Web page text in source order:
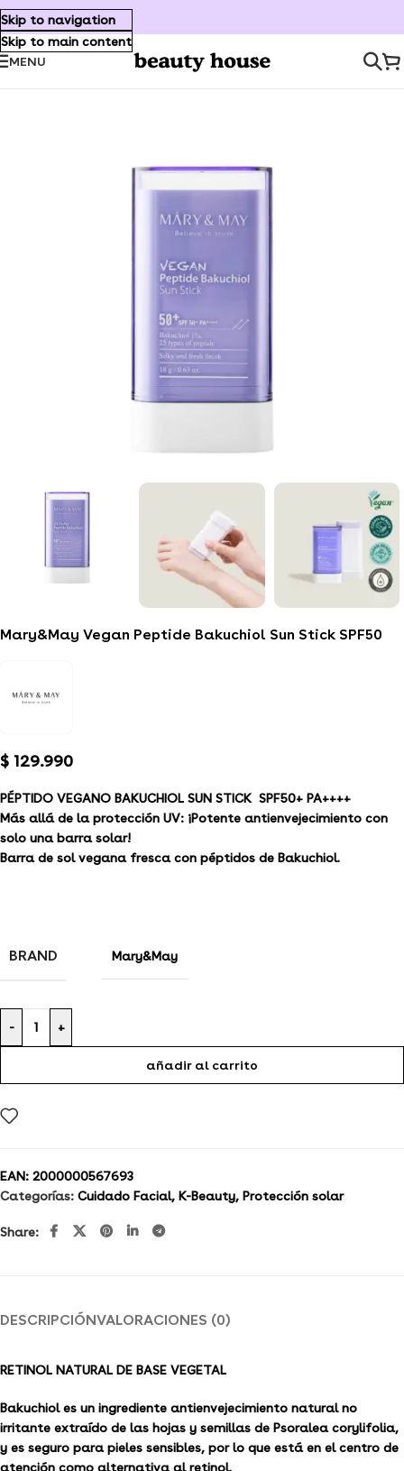
Skip to navigation
Skip to main content
MENU
Mary&May Vegan Peptide Bakuchiol Sun Stick SPF50
$ 129.990
PÉPTIDO VEGANO BAKUCHIOL SUN STICK SPF50+ PA++++
Más allá de la protección UV: ¡Potente antienvejecimiento con
solo una barra solar!
Barra de sol vegana fresca con péptidos de Bakuchiol.
BRAND Mary&May
- +
añadir al carrito
EAN: 2000000567693
Categorías: Cuidado Facial, K-Beauty, Protección solar
Share:
DESCRIPCIÓNVALORACIONES (0)
RETINOL NATURAL DE BASE VEGETAL
Bakuchiol es un ingrediente antienvejecimiento natural no
irritante extraído de las hojas y semillas de Psoralea corylifolia,
y es seguro para pieles sensibles, por lo que está en el centro de
atención como alternativa al retinol.